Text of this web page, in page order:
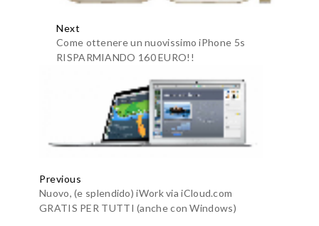
Next
Come ottenere un nuovissimo iPhone 5s
RISPARMIANDO 160 EURO!!
Previous
Nuovo, (e splendido) iWork via iCloud.com
GRATIS PER TUTTI (anche con Windows)